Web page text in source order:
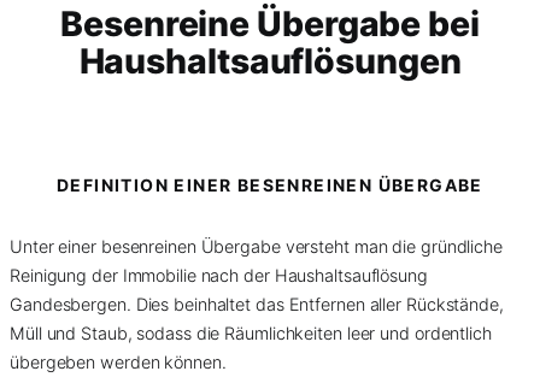
Besenreine Übergabe bei
Haushaltsauflösungen
DEFINITION EINER BESENREINEN ÜBERGABE
Unter einer besenreinen Übergabe versteht man die gründliche
Reinigung der Immobilie nach der Haushaltsauflösung
Gandesbergen. Dies beinhaltet das Entfernen aller Rückstände,
Müll und Staub, sodass die Räumlichkeiten leer und ordentlich
übergeben werden können.